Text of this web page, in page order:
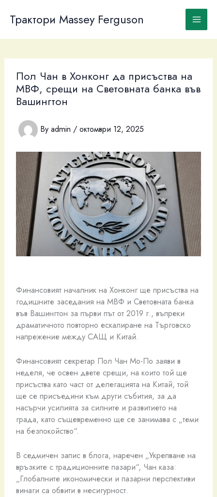
content
Трактори Massey Ferguson
Пол Чан в Хонконг да присъства на
МВФ, срещи на Световната банка във
Вашингтон
By admin / октомври 12, 2025
Финансовият началник на Хонконг ще присъства на
годишните заседания на МВФ и Световната банка
във Вашингтон за първи път от 2019 г., въпреки
драматичното повторно ескалиране на Търговско
напрежение между САЩ и Китай.
Финансовият секретар Пол Чан Мо-По заяви в
неделя, че освен двете срещи, на които той ще
присъства като част от делегацията на Китай, той
ще се присъедини към други събития, за да
насърчи усилията за силните и развитието на
града, като същевременно ще се занимава с „теми
на безпокойство“.
В седмичен запис в блога, наречен „Укрепване на
връзките с традиционните пазари“, Чан каза:
„Глобалните икономически и пазарни перспективи
винаги са обвити в несигурност.